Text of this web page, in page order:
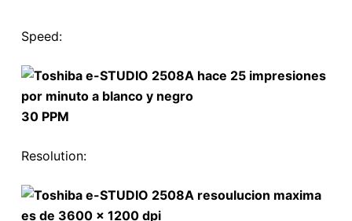
Speed:
30 PPM
Resolution: